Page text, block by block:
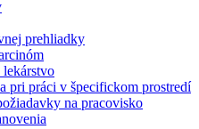
prehliadky
lekárstvo
pri práci v špecifickom prostredí
na pracovisko